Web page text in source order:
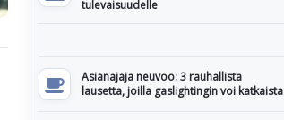
tulevaisuudelle
Asianajaja neuvoo: 3 rauhallista
lausetta, joilla gaslightingin voi katkaista